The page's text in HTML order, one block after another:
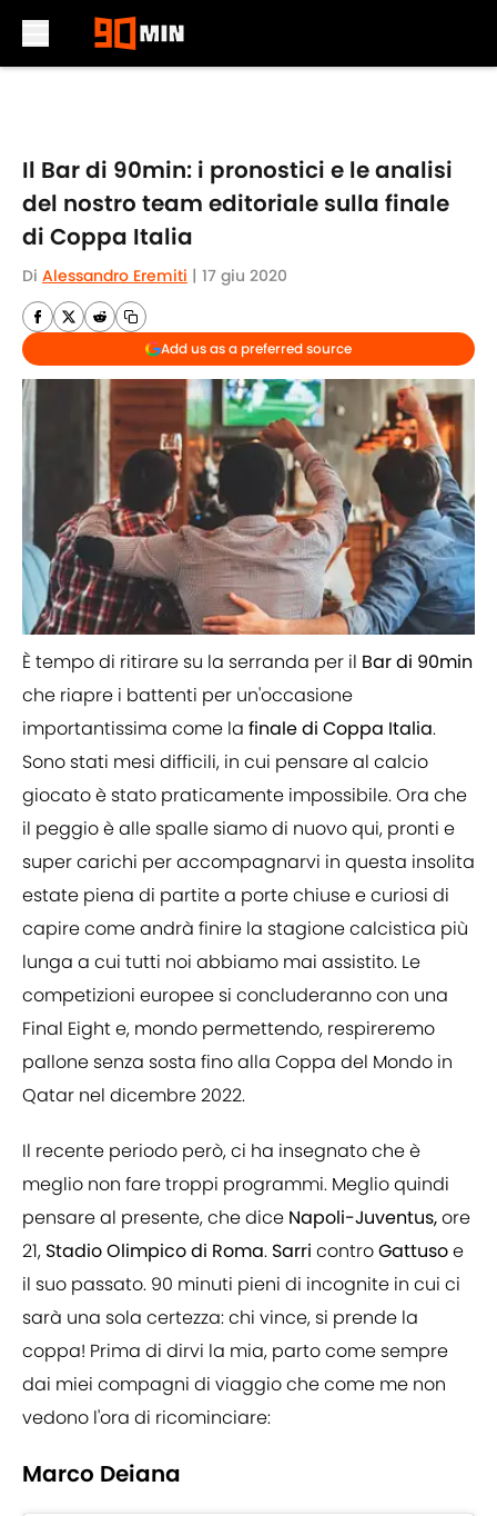
Il Bar di 90min: i pronostici e le analisi
del nostro team editoriale sulla finale
di Coppa Italia
Di Alessandro Eremiti | 17 giu 2020
Add us as a preferred source
È tempo di ritirare su la serranda per il Bar di 90min
che riapre i battenti per un'occasione
importantissima come la finale di Coppa Italia.
Sono stati mesi difficili, in cui pensare al calcio
giocato è stato praticamente impossibile. Ora che
il peggio è alle spalle siamo di nuovo qui, pronti e
super carichi per accompagnarvi in questa insolita
estate piena di partite a porte chiuse e curiosi di
capire come andrà finire la stagione calcistica più
lunga a cui tutti noi abbiamo mai assistito. Le
competizioni europee si concluderanno con una
Final Eight e, mondo permettendo, respireremo
pallone senza sosta fino alla Coppa del Mondo in
Qatar nel dicembre 2022.
Il recente periodo però, ci ha insegnato che è
meglio non fare troppi programmi. Meglio quindi
pensare al presente, che dice Napoli-Juventus,ore
21, Stadio Olimpico di Roma. Sarri controGattusoe
il suo passato. 90 minuti pieni di incognite in cui ci
sarà una sola certezza: chi vince, si prende la
coppa! Prima di dirvi la mia, parto come sempre
dai miei compagni di viaggio che come me non
vedono l'ora di ricominciare:
Marco Deiana